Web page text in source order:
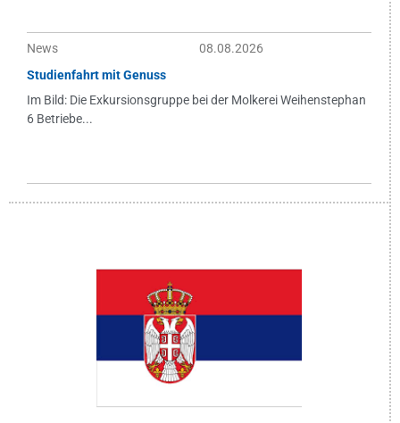
News
08.08.2026
Studienfahrt mit Genuss
Im Bild: Die Exkursionsgruppe bei der Molkerei Weihenstephan
6 Betriebe...